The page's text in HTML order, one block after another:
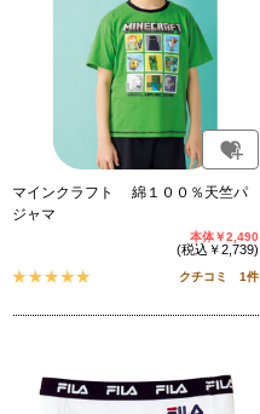
マインクラフト 綿１００％天竺パ
ジャマ
本体￥2,490
(税込￥2,739)
クチコミ 1件